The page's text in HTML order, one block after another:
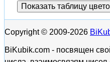
Показать таблицу
Copyright © 2009-2026
BiKubik.com - посвящен